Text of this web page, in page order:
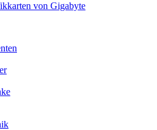
von Gigabyte